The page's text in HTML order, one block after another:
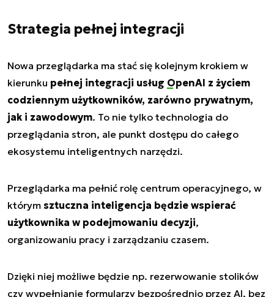
Strategia pełnej integracji
Nowa przeglądarka ma stać się kolejnym krokiem w
kierunku pełnej integracji usług OpenAI z życiem
codziennym użytkowników, zarówno prywatnym,
jak i zawodowym. To nie tylko technologia do
przeglądania stron, ale punkt dostępu do całego
ekosystemu inteligentnych narzędzi.
Przeglądarka ma pełnić rolę centrum operacyjnego, w
którym sztuczna inteligencja będzie wspierać
użytkownika w podejmowaniu decyzji,
organizowaniu pracy i zarządzaniu czasem.
Dzięki niej możliwe będzie np. rezerwowanie stolików
czy wypełnianie formularzy bezpośrednio przez AI, bez